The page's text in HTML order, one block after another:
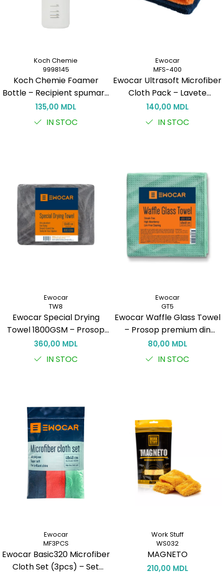
Koch Chemie
9998145
Koch Chemie Foamer
Bottle – Recipient spumare
150 ml pentru curățare
eficientă
135,00 MDL
IN STOC
Ewocar
MFS-400
Ewocar Ultrasoft Microfiber
Cloth Pack – Lavete
premium din microfibră,
dual-pile, pentru detailing
140,00 MDL
IN STOC
Ewocar
TW8
Ewocar Special Drying
Towel 1800GSM – Prosop
Profesional pentru Uscare
Auto
360,00 MDL
IN STOC
Ewocar
GT5
Ewocar Waffle Glass Towel
– Prosop premium din
microfibră pentru sticlă
fără urme
80,00 MDL
IN STOC
Ewocar
MF3PCS
Ewocar Basic320 Microfiber
Cloth Set (3pcs) – Set
Work Stuff
WS032
MAGNETO
210,00 MDL